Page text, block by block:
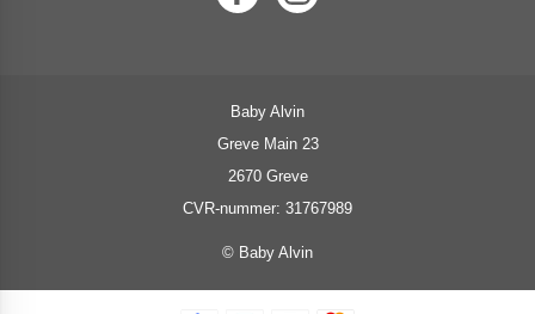
Baby Alvin
Greve Main 23
2670 Greve
CVR-nummer: 31767989
© Baby Alvin